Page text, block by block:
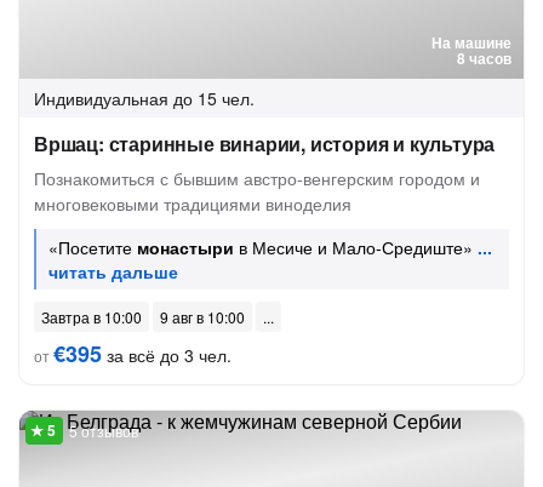
На машине
8 часов
Индивидуальная до 15 чел.
Вршац: старинные винарии, история и культура
Познакомиться с бывшим австро-венгерским городом и
многовековыми традициями виноделия
«Посетите монастыри в Месиче и Мало-Средиште»
Завтра в 10:00
9 авг в 10:00
от€395 за всё до 3 чел.
5 отзывов